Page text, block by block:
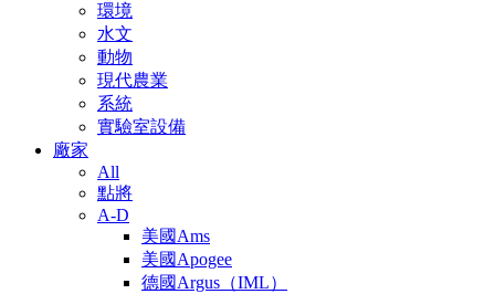
環境
水文
動物
現代農業
系統
實驗室設備
廠家
All
點將
A-D
美國Ams
美國Apogee
德國Argus（IML）